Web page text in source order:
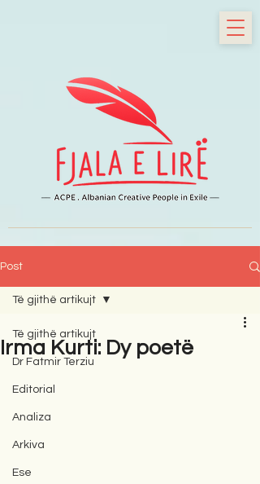
Post
Të gjithë artikujt
Dr Fatmir Terziu
Editorial
Analiza
Arkiva
Ese
Të gjithë artikujt
Irma Kurti: Dy poetë